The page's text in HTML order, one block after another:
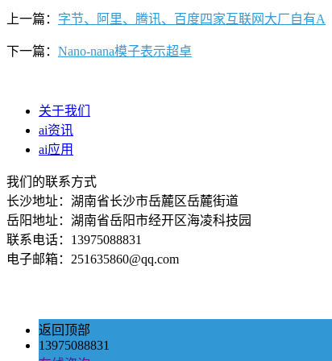
上一篇： 字节、阿里、腾讯、百度四家互联网大厂自有A
下一篇： Nano-nana模子表示超卓
关于我们
ai资讯
ai应用
我们的联系方式
长沙地址：湖南省长沙市岳麓区岳麓街道
岳阳地址：湖南省岳阳市经开区海凌科技园
联系电话：13975088831
电子邮箱：251635860@qq.com
返回顶部
13975088831